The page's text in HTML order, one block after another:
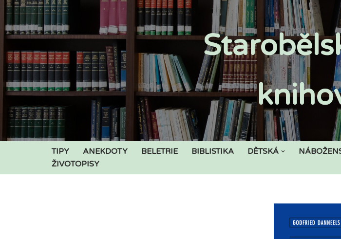
Přeskočit
na
obsah
TIPY ANEKDOTY BELETRIE BIBLISTIKA DĚTSKÁ
ŽIVOTOPISY